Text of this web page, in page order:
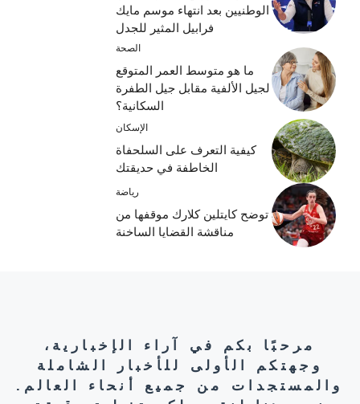
الوطنيين بعد انتهاء موسم مايك
فرابيل المثير للجدل
الصحة
ما هو متوسط ​​العمر المتوقع
لجيل الألفية مقابل جيل الطفرة
السكانية؟
الإسكان
كيفية التعرف على السلحفاة
الخاطفة في حديقتك
رياضة
توضح كايتلين كلارك موقفها من
مناقشة القضايا الساخنة
مرحبًا بكم في آراء الإخبارية،
وجهتكم الأولى للأخبار الشاملة
والمستجدات من جميع أنحاء العالم.